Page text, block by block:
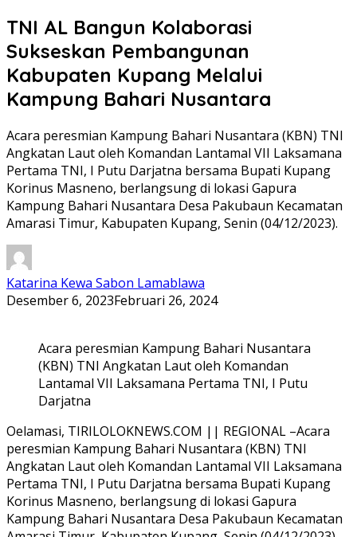
TNI AL Bangun Kolaborasi
Sukseskan Pembangunan
Kabupaten Kupang Melalui
Kampung Bahari Nusantara
Acara peresmian Kampung Bahari Nusantara (KBN) TNI
Angkatan Laut oleh Komandan Lantamal VII Laksamana
Pertama TNI, I Putu Darjatna bersama Bupati Kupang
Korinus Masneno, berlangsung di lokasi Gapura
Kampung Bahari Nusantara Desa Pakubaun Kecamatan
Amarasi Timur, Kabupaten Kupang, Senin (04/12/2023).
Katarina Kewa Sabon Lamablawa
Desember 6, 2023Februari 26, 2024
Acara peresmian Kampung Bahari Nusantara
(KBN) TNI Angkatan Laut oleh Komandan
Lantamal VII Laksamana Pertama TNI, I Putu
Darjatna
Oelamasi, TIRILOLOKNEWS.COM || REGIONAL –Acara
peresmian Kampung Bahari Nusantara (KBN) TNI
Angkatan Laut oleh Komandan Lantamal VII Laksamana
Pertama TNI, I Putu Darjatna bersama Bupati Kupang
Korinus Masneno, berlangsung di lokasi Gapura
Kampung Bahari Nusantara Desa Pakubaun Kecamatan